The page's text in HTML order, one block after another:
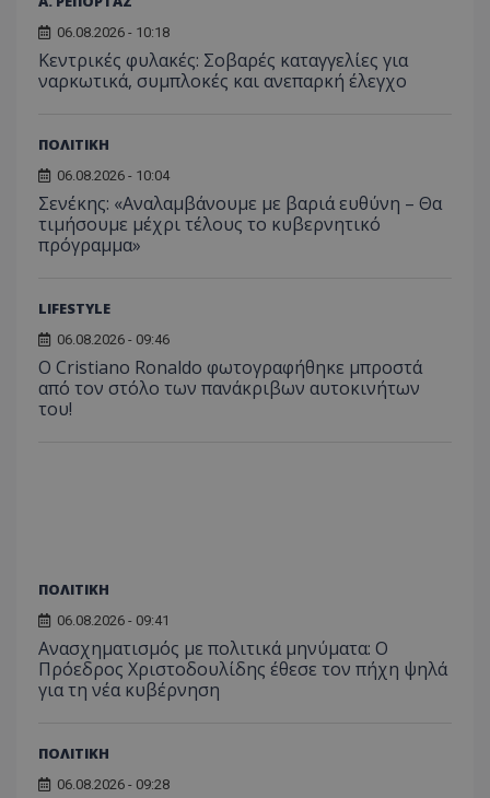
06.08.2026 - 10:18
Κεντρικές φυλακές: Σοβαρές καταγγελίες για
ναρκωτικά, συμπλοκές και ανεπαρκή έλεγχο
ΠΟΛΙΤΙΚΗ
06.08.2026 - 10:04
Σενέκης: «Αναλαμβάνουμε με βαριά ευθύνη – Θα
τιμήσουμε μέχρι τέλους το κυβερνητικό
πρόγραμμα»
LIFESTYLE
06.08.2026 - 09:46
Ο Cristiano Ronaldo φωτογραφήθηκε μπροστά
από τον στόλο των πανάκριβων αυτοκινήτων
του!
ΠΟΛΙΤΙΚΗ
06.08.2026 - 09:41
Ανασχηματισμός με πολιτικά μηνύματα: Ο
Πρόεδρος Χριστοδουλίδης έθεσε τον πήχη ψηλά
για τη νέα κυβέρνηση
ΠΟΛΙΤΙΚΗ
06.08.2026 - 09:28